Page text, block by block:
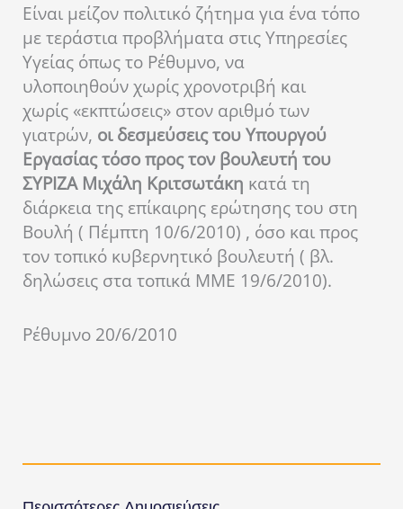
Είναι μείζον πολιτικό ζήτημα για ένα τόπο
με τεράστια προβλήματα στις Υπηρεσίες
Υγείας όπως το Ρέθυμνο, να
υλοποιηθούν χωρίς χρονοτριβή και
χωρίς «εκπτώσεις» στον αριθμό των
γιατρών, οι δεσμεύσεις του Υπουργού
Εργασίας τόσο προς τον βουλευτή του
ΣΥΡΙΖΑ Μιχάλη Κριτσωτάκη κατά τη
διάρκεια της επίκαιρης ερώτησης του στη
Βουλή ( Πέμπτη 10/6/2010) , όσο και προς
τον τοπικό κυβερνητικό βουλευτή ( βλ.
δηλώσεις στα τοπικά ΜΜΕ 19/6/2010).
Ρέθυμνο 20/6/2010